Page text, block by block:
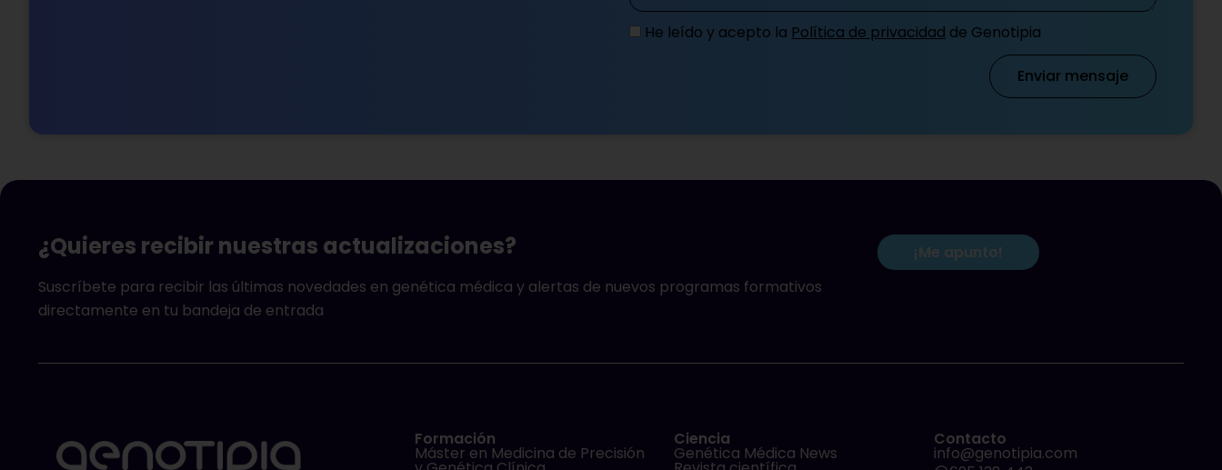
He leído y acepto la Política de privacidad de Genotipia
Enviar mensaje
¿Quieres recibir nuestras actualizaciones?
Suscríbete para recibir las últimas novedades en genética médica y alertas de nuevos programas formativos
directamente en tu bandeja de entrada
¡Me apunto!
Formación
Máster en Medicina de Precisión
Ciencia
Genética Médica News
Contacto
info@genotipia.com